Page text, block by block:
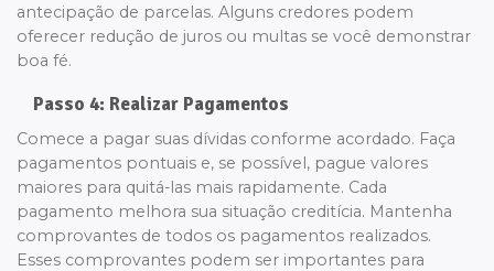
antecipação de parcelas. Alguns credores podem
oferecer redução de juros ou multas se você demonstrar
boa fé.
Passo 4: Realizar Pagamentos
Comece a pagar suas dívidas conforme acordado. Faça
pagamentos pontuais e, se possível, pague valores
maiores para quitá-las mais rapidamente. Cada
pagamento melhora sua situação creditícia. Mantenha
comprovantes de todos os pagamentos realizados.
Esses comprovantes podem ser importantes para